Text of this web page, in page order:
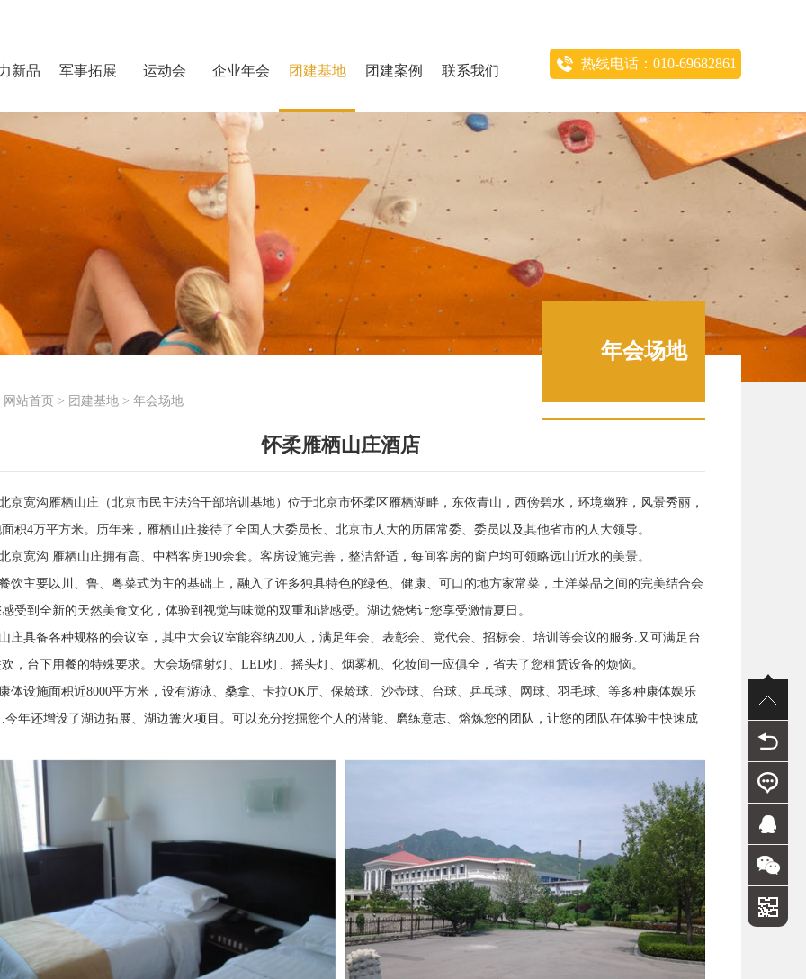
新品 军事拓展 运动会 企业年会 团建基地 团建案例 联系我们 热线电话：010-69682861
网站首页 > 团建基地 > 年会场地
年会场地
怀柔雁栖山庄酒店
沟雁栖山庄（北京市民主法治干部培训基地）位于北京市怀柔区雁栖湖畔，东依青山，西傍碧水，环境幽雅，风景秀丽，
积4万平方米。历年来，雁栖山庄接待了全国人大委员长、北京市人大的历届常委、委员以及其他省市的人大领导。
沟 雁栖山庄拥有高、中档客房190余套。客房设施完善，整洁舒适，每间客房的窗户均可领略远山近水的美景。
主要以川、鲁、粤菜式为主的基础上，融入了许多独具特色的绿色、健康、可口的地方家常菜，土洋菜品之间的完美结合会
受到全新的天然美食文化，体验到视觉与味觉的双重和谐感受。湖边烧烤让您享受激情夏日。
具备各种规格的会议室，其中大会议室能容纳200人，满足年会、表彰会、党代会、招标会、培训等会议的服务.又可满足台
，台下用餐的特殊要求。大会场镭射灯、LED灯、摇头灯、烟雾机、化妆间一应俱全，省去了您租赁设备的烦恼。
设施面积近8000平方米，设有游泳、桑拿、卡拉OK厅、保龄球、沙壶球、台球、乒乓球、网球、羽毛球、等多种康体娱乐
今年还增设了湖边拓展、湖边篝火项目。可以充分挖掘您个人的潜能、磨练意志、熔炼您的团队，让您的团队在体验中快速成